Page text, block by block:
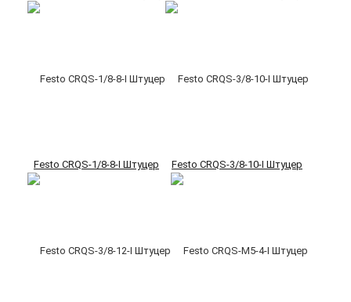
Festo CRQS-1/8-8-I Штуцер Festo CRQS-3/8-10-I Штуцер